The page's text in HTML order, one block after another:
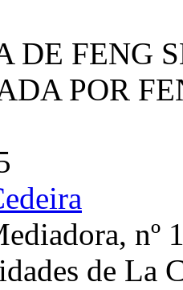
DE FENG
POR
nº
de La